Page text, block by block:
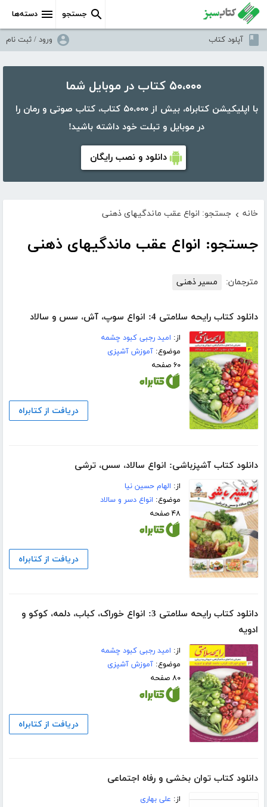
دسته‌ها جستجو
آپلود کتاب ورود / ثبت نام
۵۰،۰۰۰ کتاب در موبایل شما
با اپلیکیشن کتابراه، بیش از ۵۰،۰۰۰ کتاب، کتاب صوتی و رمان را
در موبایل و تبلت خود داشته باشید!
دانلود و نصب رایگان
خانه › جستجو: انواع عقب ماندگیهای ذهنی
جستجو: انواع عقب ماندگیهای ذهنی
مترجمان: مسیر ذهنی
دانلود کتاب رایحه سلامتی 4: انواع سوپ، آش، سس و سالاد
از: امید رجبی کبود چشمه
موضوع:آموزش آشپزی
۶۰ صفحه
دریافت از کتابراه
دانلود کتاب آشپزباشی: انواع سالاد، سس، ترشى
از: الهام حسین نیا
موضوع: انواع دسر و سالاد
۴۸ صفحه
دریافت از کتابراه
دانلود کتاب رایحه سلامتی 3: انواع خوراک، کباب، دلمه، کوکو و
ادویه
از: امید رجبی کبود چشمه
موضوع:آموزش آشپزی
۸۰ صفحه
دریافت از کتابراه
دانلود کتاب توان بخشی و رفاه اجتماعی
از: علی بهاری